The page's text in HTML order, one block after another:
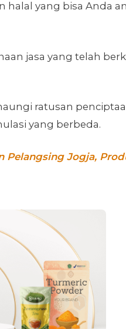
halal yang bisa Anda
jasa yang telah
ratusan
yang berbeda.
Pelangsing Jogja,